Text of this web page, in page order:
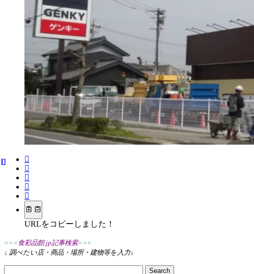
URLをコピーしました！
=== 食彩品館.jp記事検索===
↓ 調べたい店・商品・場所・建物等を入力↓